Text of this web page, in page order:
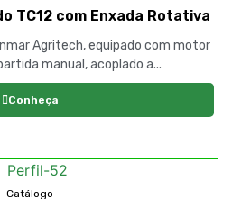
TC12 com Enxada Rotativa
Agritech, equipado com motor
manual, acoplado a...
Conheça
Catálogo